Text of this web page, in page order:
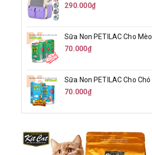
290.000₫
Sữa Non PETILAC Cho Mèo
70.000₫
Sữa Non PETILAC Cho Chó
70.000₫